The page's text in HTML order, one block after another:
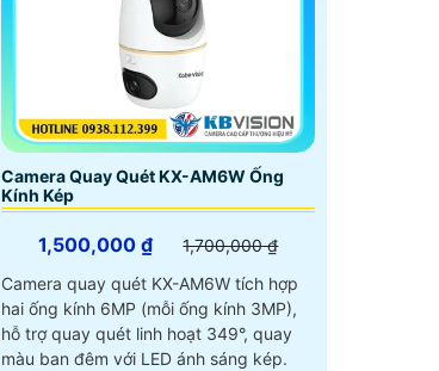
Camera Quay Quét KX-AM6W Ống
Kính Kép
1,500,000 ₫
1,700,000 ₫
Camera quay quét KX-AM6W tích hợp
hai ống kính 6MP (mỗi ống kính 3MP),
hỗ trợ quay quét linh hoạt 349°, quay
màu ban đêm với LED ánh sáng kép.